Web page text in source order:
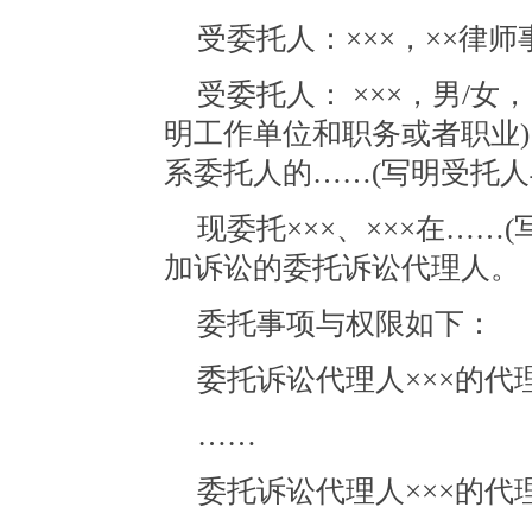
受委托人： ×××，××律
受委托人：
×××，男/女
明工作单位和职务或者职
系委托人的……(写明受托人
现委托×××、×××在……(
加诉讼的委托诉讼代理人。
委托事项与权限如下：
委托诉讼代理人 ×××的代
……
委托诉讼代理人 ×××的代